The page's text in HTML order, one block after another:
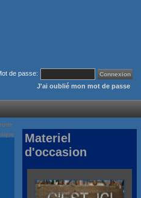
de passe:
J'ai oublié mon mot de passe
Materiel
d'occasion